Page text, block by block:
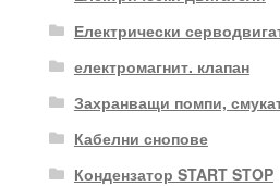
Електрически
електромагнит. клапан
Захранващи помпи,
Кабелни снопове
Кондензатор START STOP